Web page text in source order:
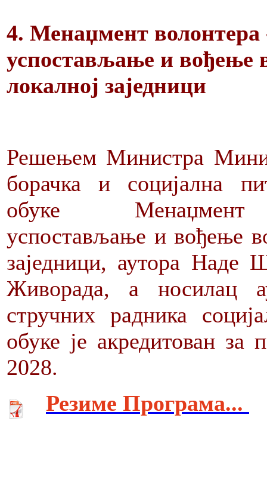
4. Менаџмент волонтера
успостављање и вођење
локалној заједници
Решењем Министра
борачка и социјална
обуке Менаџмент
успостављање и вођење
заједници, аутора
Живорада, а носилац
стручних радника
обуке је акредитован за
2028.
Резиме Програма...